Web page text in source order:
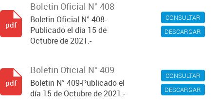
CONSULTAR
DESCARGAR
Boletin Oficial N° 408
Boletin Oficial N° 408-
Publicado el día 15 de
Octubre de 2021.-
pdf
CONSULTAR
DESCARGAR
Boletin Oficial N° 409
Boletin N° 409-Publicado el
día 15 de Octubre de 2021.-
pdf